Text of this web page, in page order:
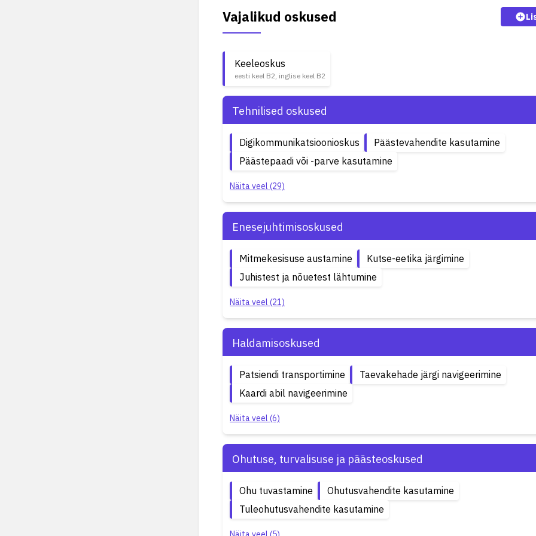
Vajalikud oskused
Keeleoskus
eesti keel B2, inglise keel B2
Tehnilised oskused
Digikommunikatsioonioskus
Päästevahendite kasutamine
Päästepaadi või -parve kasutamine
Näita veel (29)
Enesejuhtimisoskused
Mitmekesisuse austamine
Kutse-eetika järgimine
Juhistest ja nõuetest lähtumine
Näita veel (21)
Haldamisoskused
Patsiendi transportimine
Taevakehade järgi navigeerimine
Kaardi abil navigeerimine
Näita veel (6)
Ohutuse, turvalisuse ja päästeoskused
Ohu tuvastamine
Ohutusvahendite kasutamine
Tuleohutusvahendite kasutamine